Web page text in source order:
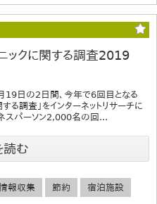
ックに関する調査2019
19日の2日間、今年で6回目となる
る調査」をインターネットリサーチに
スパーソン2,000名の回...
読む
報収集 節約 宿泊施設